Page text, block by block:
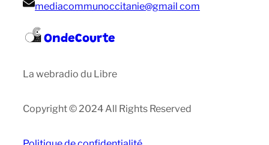
mediacommunoccitanie@gmail com
OndeCourte
La webradio du Libre
Copyright © 2024 All Rights Reserved